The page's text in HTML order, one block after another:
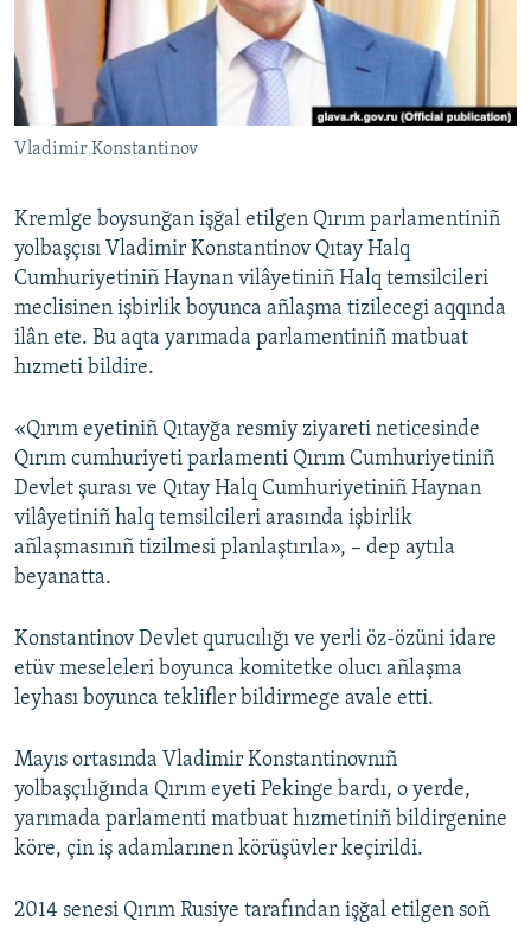
FİKİR
Русский
Українською
RFE/RS bütün saytları
Vladimir Konstantinov
Kremlge boysunğan işğal etilgen Qırım parlamentiniñ
yolbaşçısı Vladimir Konstantinov Qıtay Halq
Cumhuriyetiniñ Haynan vilâyetiniñ Halq temsilcileri
meclisinen işbirlik boyunca añlaşma tizilecegi aqqında
ilân ete. Bu aqta yarımada parlamentiniñ matbuat
hızmeti bildire.
«Qırım eyetiniñ Qıtayğa resmiy ziyareti neticesinde
Qırım cumhuriyeti parlamenti Qırım Cumhuriyetiniñ
Devlet şurası ve Qıtay Halq Cumhuriyetiniñ Haynan
vilâyetiniñ halq temsilcileri arasında işbirlik
añlaşmasınıñ tizilmesi planlaştırıla», – dep aytıla
beyanatta.
Konstantinov Devlet qurucılığı ve yerli öz-özüni idare
etüv meseleleri boyunca komitetke olucı añlaşma
leyhası boyunca teklifler bildirmege avale etti.
Mayıs ortasında Vladimir Konstantinovnıñ
yolbaşçılığında Qırım eyeti Pekinge bardı, o yerde,
yarımada parlamenti matbuat hızmetiniñ bildirgenine
köre, çin iş adamlarınen körüşüvler keçirildi.
2014 senesi Qırım Rusiye tarafından işğal etilgen soñ